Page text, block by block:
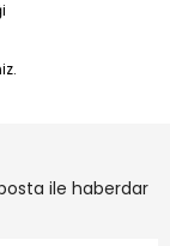
ile haberdar